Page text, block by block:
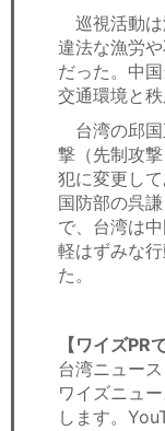
巡視活動は
違法な漁労
だった。中
交通環境と
台湾の邱国
撃（先制攻
犯に変更し
国防部の呉
で、台湾は
軽はずみな
た。
【ワイズPR
台湾ニュー
ワイズニュ
します。